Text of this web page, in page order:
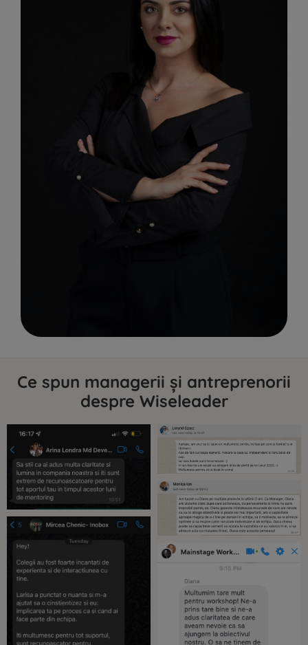
Ce spun managerii și antreprenorii
despre Wiseleader